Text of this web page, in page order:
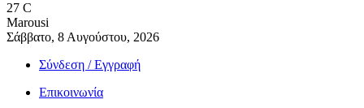
27 C
Marousi
Σάββατο, 8 Αυγούστου, 2026
Σύνδεση / Εγγραφή
Επικοινωνία